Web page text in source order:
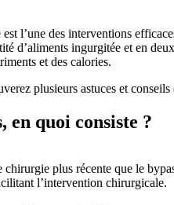
l’une des interventions
d’aliments ingurgitée et en
et des calories.
plusieurs astuces et
en quoi consiste ?
plus récente que le
l’intervention chirurgicale.